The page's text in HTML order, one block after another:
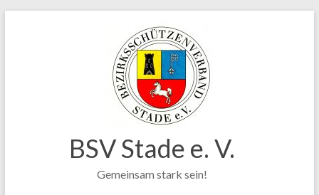
BSV Stade e. V.
Gemeinsam stark sein!